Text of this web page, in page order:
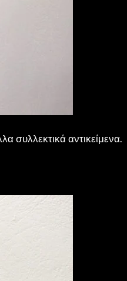
συλλεκτικά αντικείμενα.